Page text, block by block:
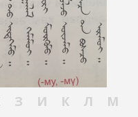
З И К Л
М